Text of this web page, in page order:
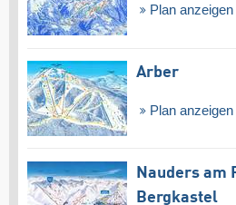
Plan anzeigen
Arber
Plan anzeigen
Nauders am
Bergkastel